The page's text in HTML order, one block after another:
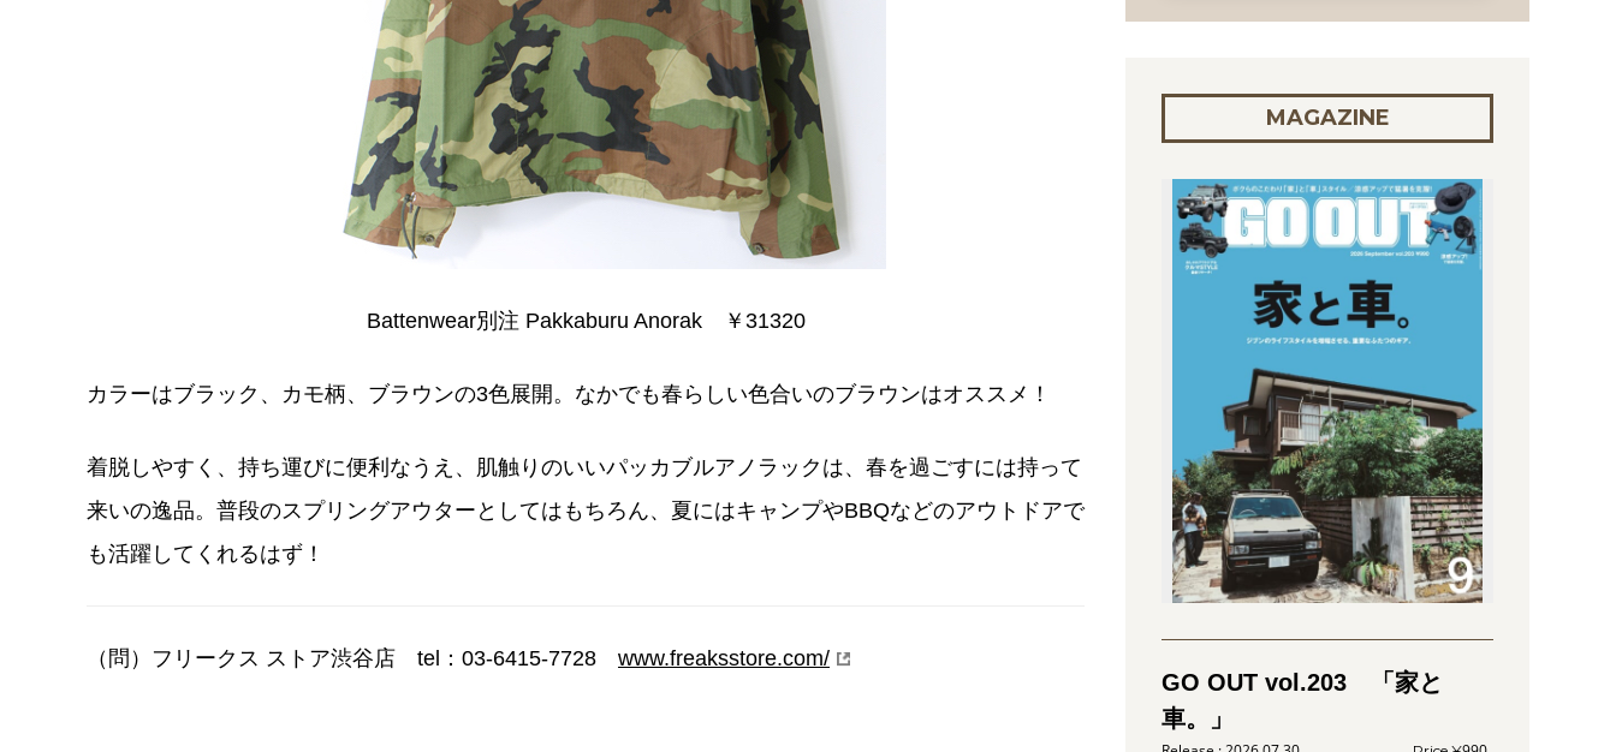
Battenwear別注 Pakkaburu Anorak ￥31320
カラーはブラック、カモ柄、ブラウンの3色展開。なかでも春らしい色合いのブラウンはオススメ！
着脱しやすく、持ち運びに便利なうえ、肌触りのいいパッカブルアノラックは、春を過ごすには持って
来いの逸品。普段のスプリングアウターとしてはもちろん、夏にはキャンプやBBQなどのアウトドアで
も活躍してくれるはず！
（問）フリークス ストア渋谷店 tel：03-6415-7728 www.freaksstore.com/
MAGAZINE
GO OUT vol.203 「家と
車。」